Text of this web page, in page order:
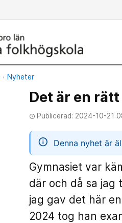
Nyheter
Det är en
access_time Publicerad: 2024-10-21
Denna nyhet är
Gymnasiet var
där och då sa jag
jag gav det här
2024 tog han